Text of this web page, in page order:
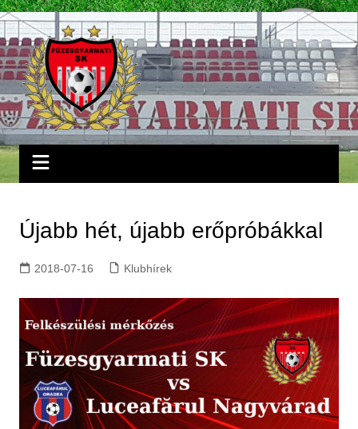
Skip
to
content
Újabb hét, újabb erőpróbákkal
2018-07-16 Klubhírek